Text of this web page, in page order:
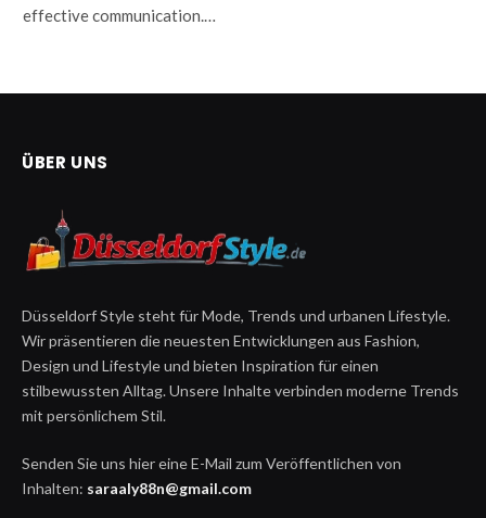
effective communication.…
ÜBER UNS
Düsseldorf Style steht für Mode, Trends und urbanen Lifestyle.
Wir präsentieren die neuesten Entwicklungen aus Fashion,
Design und Lifestyle und bieten Inspiration für einen
stilbewussten Alltag. Unsere Inhalte verbinden moderne Trends
mit persönlichem Stil.
Senden Sie uns hier eine E-Mail zum Veröffentlichen von
Inhalten: saraaly88n@gmail.com